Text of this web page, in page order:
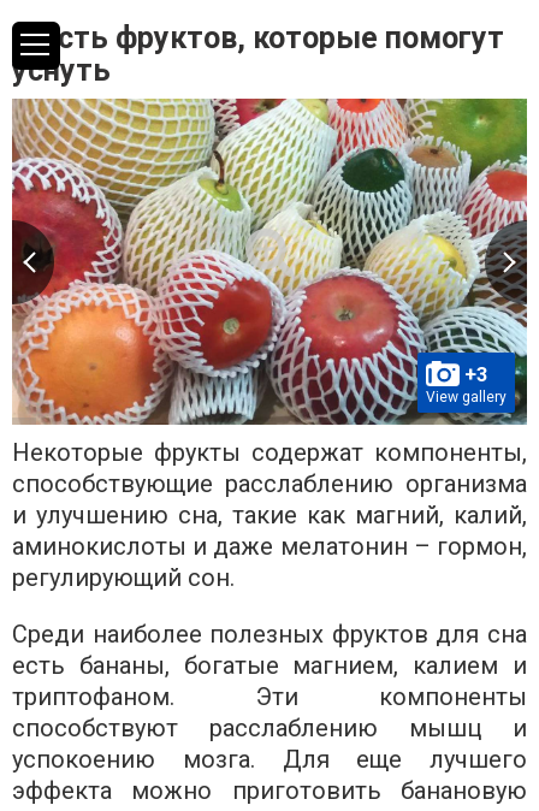
Шесть фруктов, которые помогут
уснуть
+3
View gallery
Некоторые фрукты содержат компоненты,
способствующие расслаблению организма
и улучшению сна, такие как магний, калий,
аминокислоты и даже мелатонин – гормон,
регулирующий сон.
Среди наиболее полезных фруктов для сна
есть бананы, богатые магнием, калием и
триптофаном. Эти компоненты
способствуют расслаблению мышц и
успокоению мозга. Для еще лучшего
эффекта можно приготовить банановую